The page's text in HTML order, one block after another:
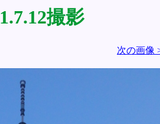
撮影
次の画像